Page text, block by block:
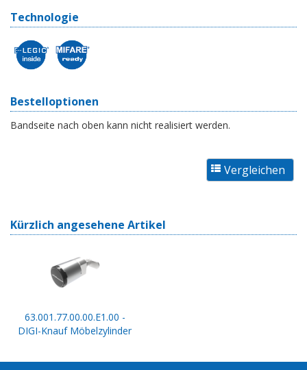
Technologie
Bestelloptionen
Bandseite nach oben kann nicht realisiert werden.
Kürzlich angesehene Artikel
63.001.77.00.00.E1.00 -
DIGI-Knauf Möbelzylinder